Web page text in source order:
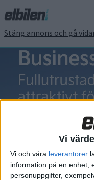
Vi
Vi och våra leverantorer
information på en enhet,
personuppgifter,
Stäng annons och gå
död